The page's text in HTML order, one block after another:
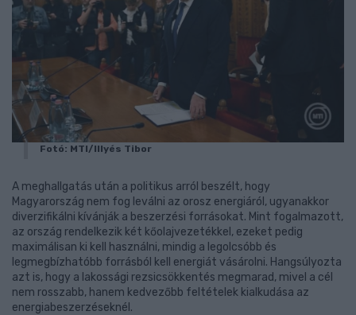
Fotó: MTI/Illyés Tibor
A meghallgatás után a politikus arról beszélt, hogy
Magyarország nem fog leválni az orosz energiáról, ugyanakkor
diverzifikálni kívánják a beszerzési forrásokat. Mint fogalmazott,
az ország rendelkezik két kőolajvezetékkel, ezeket pedig
maximálisan ki kell használni, mindig a legolcsóbb és
legmegbízhatóbb forrásból kell energiát vásárolni. Hangsúlyozta
azt is, hogy a lakossági rezsicsökkentés megmarad, mivel a cél
nem rosszabb, hanem kedvezőbb feltételek kialkudása az
energiabeszerzéseknél.